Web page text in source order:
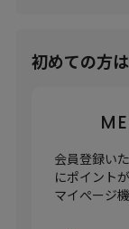
初めての方
会員登録い
にポイント
マイぺージ